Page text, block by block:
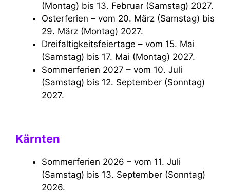
(Montag) bis 13. Februar (Samstag) 2027.
Osterferien – vom 20. März (Samstag) bis
29. März (Montag) 2027.
Dreifaltigkeitsfeiertage – vom 15. Mai
(Samstag) bis 17. Mai (Montag) 2027.
Sommerferien 2027 – vom 10. Juli
(Samstag) bis 12. September (Sonntag)
2027.
Kärnten
Sommerferien 2026 – vom 11. Juli
(Samstag) bis 13. September (Sonntag)
2026.